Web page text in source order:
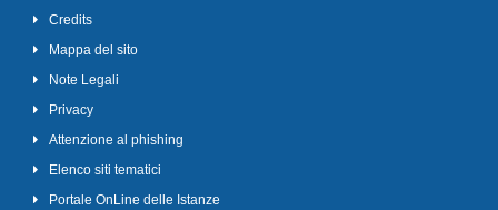
Credits
Mappa del sito
Note Legali
Privacy
Attenzione al phishing
Elenco siti tematici
Portale OnLine delle Istanze